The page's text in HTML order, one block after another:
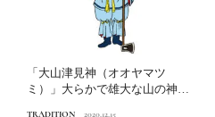
「大山津見神（オオヤマツ
ミ）」大らかで雄大な山の神さ
TRADITION 2020.12.15